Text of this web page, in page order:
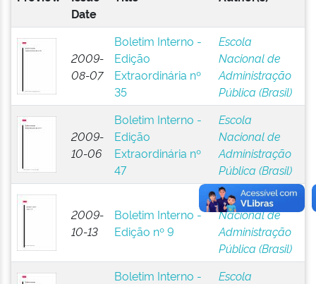
Date
2009-
08-07
Boletim Interno -
Edição
Extraordinária nº
35
Escola
Nacional de
Administração
Pública (Brasil)
2009-
10-06
Boletim Interno -
Edição
Extraordinária nº
47
Escola
Nacional de
Administração
Pública (Brasil)
2009-
10-13
Boletim Interno -
Edição nº 9
Escola
Nacional de
Administração
Pública (Brasil)
Boletim Interno -
Escola